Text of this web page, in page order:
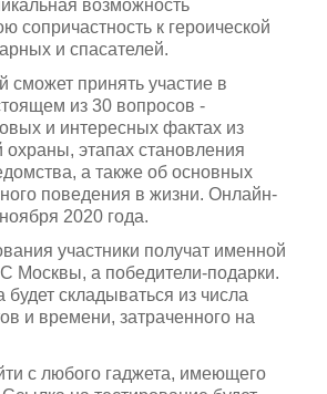
возможность
сопричастность к героической
и спасателей.
принять участие в
из 30 вопросов -
и интересных фактах из
этапах становления
а также об основных
поведения в жизни. Онлайн-
2020 года.
участники получат именной
Москвы, а победители-подарки.
будет складываться из числа
и времени, затраченного на
с любого гаджета, имеющего